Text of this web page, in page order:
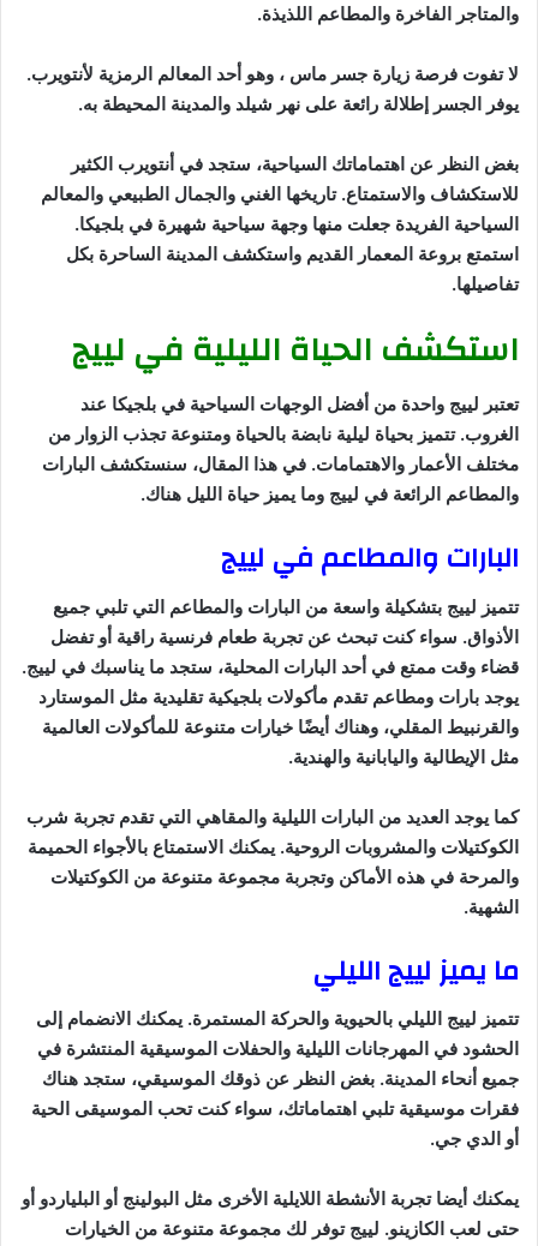
والمتاجر الفاخرة والمطاعم اللذيذة.
لا تفوت فرصة زيارة جسر ماس ، وهو أحد المعالم الرمزية لأنتويرب.
يوفر الجسر إطلالة رائعة على نهر شيلد والمدينة المحيطة به.
بغض النظر عن اهتماماتك السياحية، ستجد في أنتويرب الكثير
للاستكشاف والاستمتاع. تاريخها الغني والجمال الطبيعي والمعالم
السياحية الفريدة جعلت منها وجهة سياحية شهيرة في بلجيكا.
استمتع بروعة المعمار القديم واستكشف المدينة الساحرة بكل
تفاصيلها.
استكشف الحياة الليلية في لييج
تعتبر لييج واحدة من أفضل الوجهات السياحية في بلجيكا عند
الغروب. تتميز بحياة ليلية نابضة بالحياة ومتنوعة تجذب الزوار من
مختلف الأعمار والاهتمامات. في هذا المقال، سنستكشف البارات
والمطاعم الرائعة في لييج وما يميز حياة الليل هناك.
البارات والمطاعم في لييج
تتميز لييج بتشكيلة واسعة من البارات والمطاعم التي تلبي جميع
الأذواق. سواء كنت تبحث عن تجربة طعام فرنسية راقية أو تفضل
قضاء وقت ممتع في أحد البارات المحلية، ستجد ما يناسبك في لييج.
يوجد بارات ومطاعم تقدم مأكولات بلجيكية تقليدية مثل الموستارد
والقرنبيط المقلي، وهناك أيضًا خيارات متنوعة للمأكولات العالمية
مثل الإيطالية واليابانية والهندية.
كما يوجد العديد من البارات الليلية والمقاهي التي تقدم تجربة شرب
الكوكتيلات والمشروبات الروحية. يمكنك الاستمتاع بالأجواء الحميمة
والمرحة في هذه الأماكن وتجربة مجموعة متنوعة من الكوكتيلات
الشهية.
ما يميز لييج الليلي
تتميز لييج الليلي بالحيوية والحركة المستمرة. يمكنك الانضمام إلى
الحشود في المهرجانات الليلية والحفلات الموسيقية المنتشرة في
جميع أنحاء المدينة. بغض النظر عن ذوقك الموسيقي، ستجد هناك
فقرات موسيقية تلبي اهتماماتك، سواء كنت تحب الموسيقى الحية
أو الدي جي.
يمكنك أيضا تجربة الأنشطة اللايلية الأخرى مثل البولينج أو البلياردو أو
حتى لعب الكازينو. لييج توفر لك مجموعة متنوعة من الخيارات